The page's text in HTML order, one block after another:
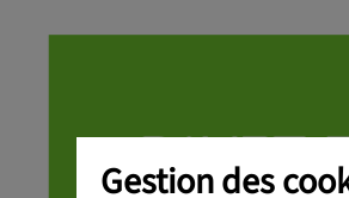
Gestion des